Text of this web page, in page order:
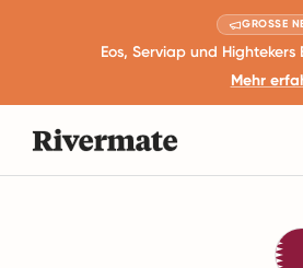
GROSSE
Eos, Serviap und
Mehr